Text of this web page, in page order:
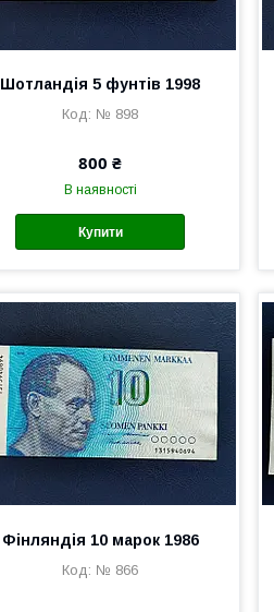
Шотландія 5 фунтів 1998
№ 898
800 ₴
В наявності
Купити
Фінляндія 10 марок 1986
№ 866